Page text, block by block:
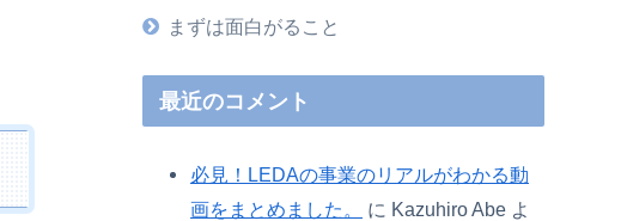
まずは面白がること
最近のコメント
必見！LEDAの事業のリアルがわかる動
画をまとめました。
に Kazuhiro Abe よ